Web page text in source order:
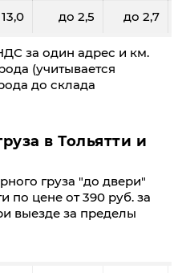
до 2,5 до 2,7
за один адрес и км.
(учитывается
до склада
в Тольятти и
груза "до двери"
по цене от 390 руб. за
выезде за пределы